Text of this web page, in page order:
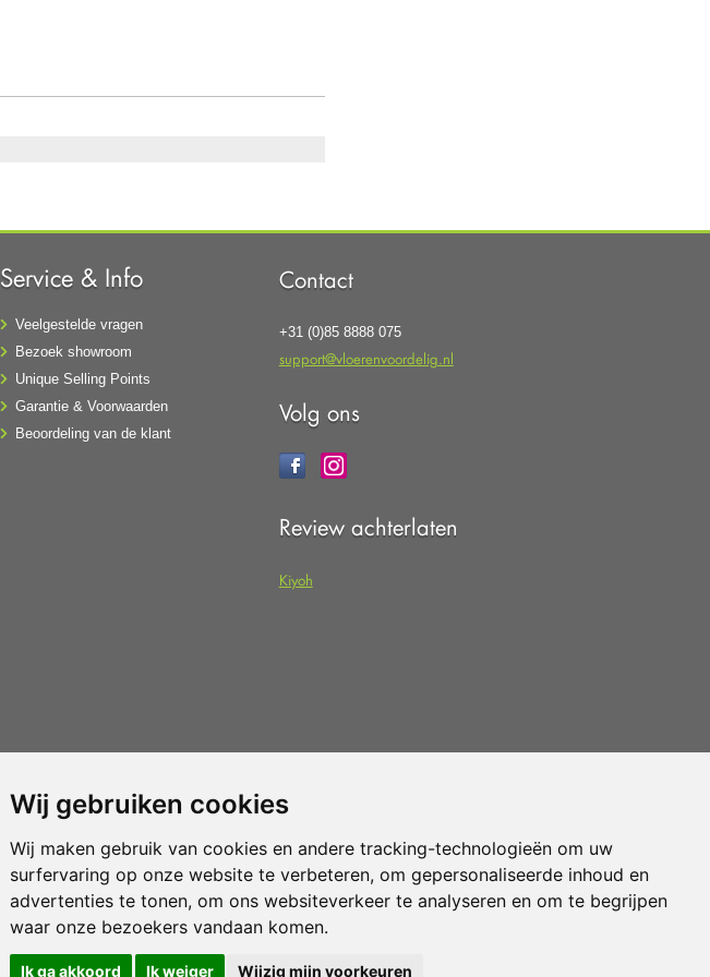
Wij gebruiken cookies
Wij maken gebruik van cookies en andere tracking-technologieën om uw
surfervaring op onze website te verbeteren, om gepersonaliseerde inhoud en
advertenties te tonen, om ons websiteverkeer te analyseren en om te begrijpen
waar onze bezoekers vandaan komen.
Ik ga akkoord Ik weiger Wijzig mijn voorkeuren
Service & Info
Veelgestelde vragen
Bezoek showroom
Unique Selling Points
Garantie & Voorwaarden
Beoordeling van de klant
Contact
+31 (0)85 8888 075
support@vloerenvoordelig.nl
Volg ons
Review achterlaten
Kiyoh
Gebruik van deze site betekent dat u dealgemene voorwaarden
Vloerenvoordelig.nl is een onderdeel van